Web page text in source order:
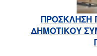
ΠΡΟΣΚΛΗΣΗ
ΔΗΜΟΤΙΚΟΥ